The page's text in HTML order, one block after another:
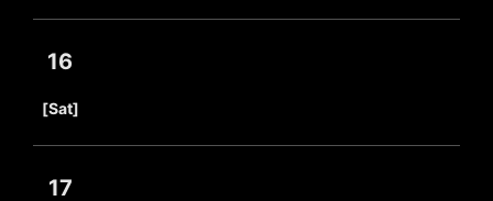
16
[Sat]
17